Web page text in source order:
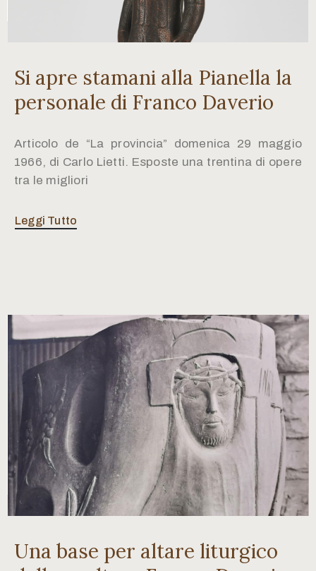
Si apre stamani alla Pianella la
personale di Franco Daverio
Articolo de “La provincia” domenica 29 maggio
1966, di Carlo Lietti. Esposte una trentina di opere
tra le migliori
Leggi Tutto
Una base per altare liturgico